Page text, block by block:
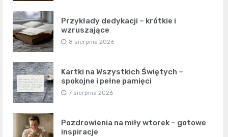
Przykłady dedykacji – krótkie i
wzruszające
8 sierpnia 2026
Kartki na Wszystkich Świętych –
spokojne i pełne pamięci
7 sierpnia 2026
Pozdrowienia na miły wtorek – gotowe
inspiracje